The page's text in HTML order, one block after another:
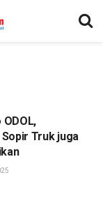
Truk juga